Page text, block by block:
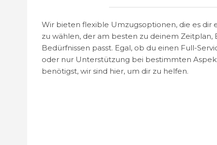
Wir bieten flexible Umzugsoptionen, die es dir
zu wählen, der am besten zu deinem
Bedürfnissen passt. Egal, ob du einen Full-
oder nur Unterstützung bei bestimmten
benötigst, wir sind hier, um dir zu helfen.